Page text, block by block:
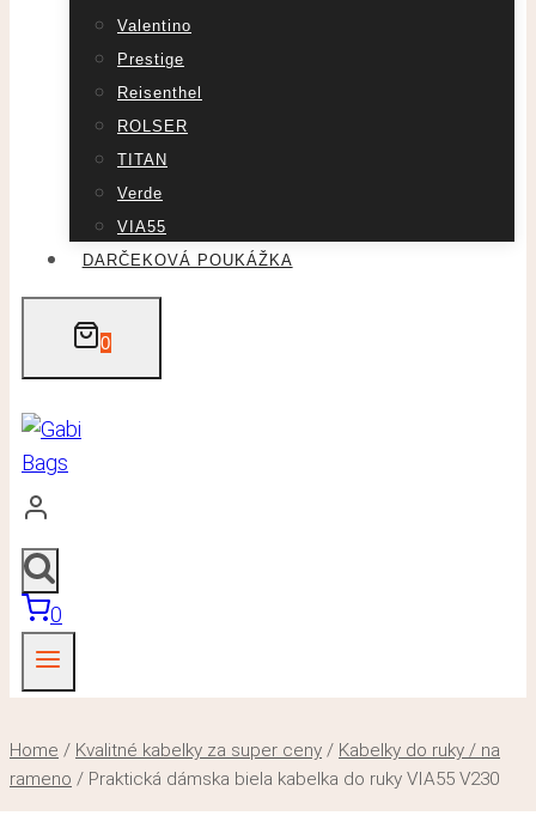
Valentino
Prestige
Reisenthel
ROLSER
TITAN
Verde
VIA55
DARČEKOVÁ POUKÁŽKA
0
0
Home / Kvalitné kabelky za super ceny / Kabelky do ruky / na
rameno / Praktická dámska biela kabelka do ruky VIA55 V230